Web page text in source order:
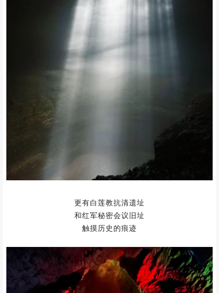
阳光透过百米天窗洒下
洞内的将军桥、仙女池等景观宛如仙境